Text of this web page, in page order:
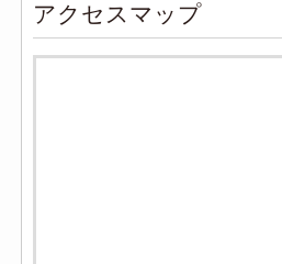
アクセスマップ